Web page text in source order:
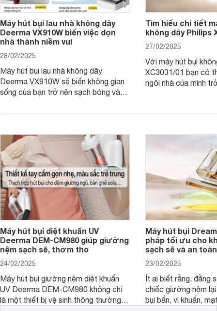
Máy hút bụi lau nhà không dây
Deerma VX910W biến việc dọn
nhà thành niềm vui
28/02/2025
Máy hút bụi lau nhà không dây
Deerma VX910W sẽ biến không gian
sống của bạn trở nên sạch bóng và
VX910W mang lại!
Tìm hiểu chi tiết
không dây Philips
27/02/2025
Với máy hút bụi
XC3031/01 bạn có
ngôi nhà của mình
Máy hút bụi diệt khuẩn UV
Deerma DEM-CM980 giúp giường
nệm sạch sẽ, thơm tho
24/02/2025
Máy hút bụi giường nệm diệt khuẩn
UV Deerma DEM-CM980 không chỉ
là một thiết bị vệ sinh thông thường,
Máy hút bụi
pháp tối ưu cho
sạch sẽ và an toàn
23/02/2025
Ít ai biết rằng, đằng
chiếc giường nệm
bụi bẩn, vi khuẩn,